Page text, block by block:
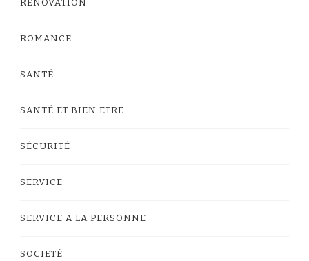
RÉNOVATION
ROMANCE
SANTÉ
SANTÉ ET BIEN ETRE
SÉCURITÉ
SERVICE
SERVICE A LA PERSONNE
SOCIETÉ